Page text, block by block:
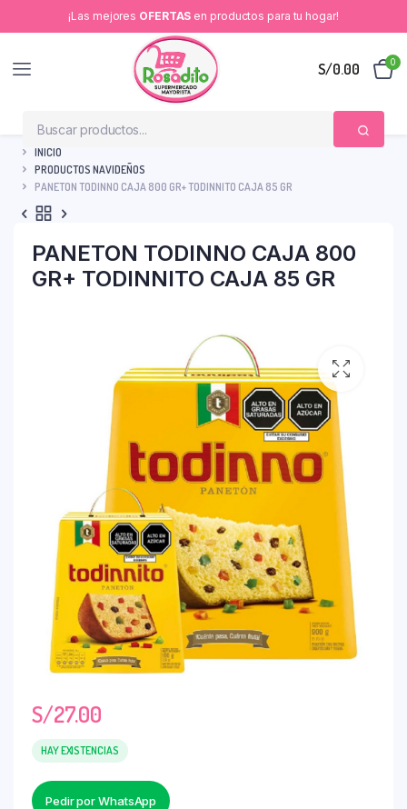
¡Las mejores OFERTAS en productos para tu hogar!
S/0.00 0
INICIO
PRODUCTOS NAVIDEÑOS
PANETON TODINNO CAJA 800 GR+ TODINNITO CAJA 85 GR
PANETON TODINNO CAJA 800
GR+ TODINNITO CAJA 85 GR
S/27.00
HAY EXISTENCIAS
Pedir por WhatsApp